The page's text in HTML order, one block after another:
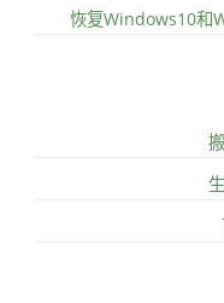
恢复Windows10和